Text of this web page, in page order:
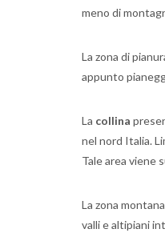
meno di
La zona di
appunto
La collina
nel nord Italia.
Tale area viene
La zona
valli e altipiani